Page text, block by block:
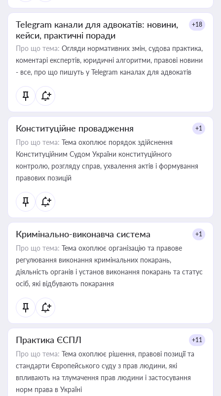
Telegram канали для адвокатів: новини,
кейси, практичні поради
+18
Про що тема: Огляди нормативних змін, судова практика,
коментарі експертів, юридичні алгоритми, правові новини
- все, про що пишуть у Telegram каналах для адвокатів
Конституційне провадження +1
Про що тема: Тема охоплює порядок здійснення
Конституційним Судом України конституційного
контролю, розгляду справ, ухвалення актів і формування
правових позицій
Кримінально-виконавча система +1
Про що тема: Тема охоплює організацію та правове
регулювання виконання кримінальних покарань,
діяльність органів і установ виконання покарань та статус
осіб, які відбувають покарання
Практика ЄСПЛ +11
Про що тема: Тема охоплює рішення, правові позиції та
стандарти Європейського суду з прав людини, які
впливають на тлумачення прав людини і застосування
норм права в Україні